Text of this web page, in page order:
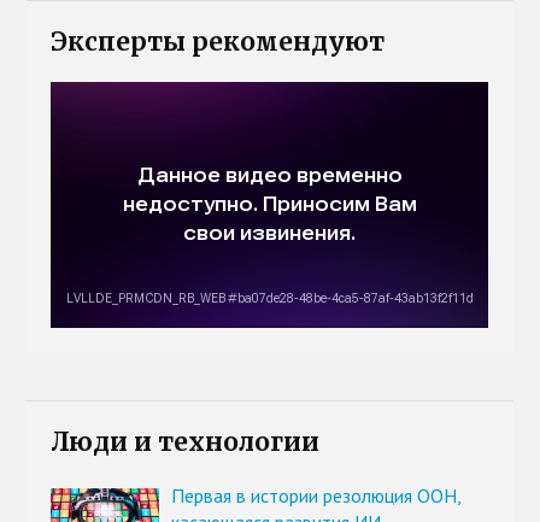
Эксперты рекомендуют
Люди и технологии
Первая в истории резолюция ООН,